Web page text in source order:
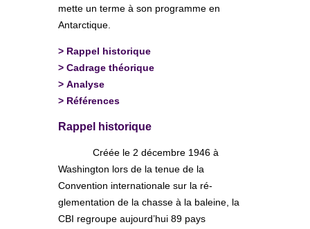
mette un terme à son programme en
Antarctique.
> Rappel historique
> Cadrage théorique
> Analyse
> Références
Rappel historique
Créée le 2 décembre 1946 à
Washington lors de la tenue de la
Convention internationale sur la ré-
glementation de la chasse à la baleine, la
CBI regroupe aujourd’hui 89 pays